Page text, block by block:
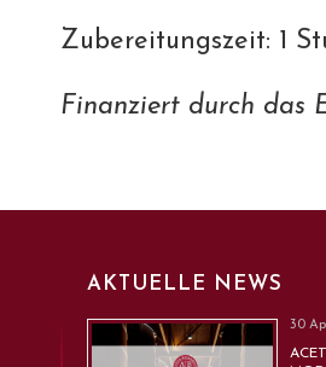
Zubereitungszeit: 1
Finanziert durch das
AKTUELLE NEWS
30